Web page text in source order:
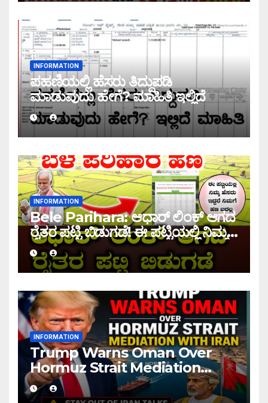
INFORMATION
ಪಹಣಿಯಲ್ಲಿ ಹೆಸರು ತಿದ್ದುಪಡಿ
ಮಾಡುವುದು ಹೇಗೆ? ಮಾಹಿತಿ ಇಲ್ಲಿದೆ
INFORMATION
Bele Parihara: ಆಧಾರ್ ಲಿಂಕ್ ಆಗದ
ರೈತರ ಪಟ್ಟಿ ಬಿಡುಗಡೆ! ಈ ಪಟ್ಟಿಯಲ್ಲಿ ನಿಮ್ಮ
ಹೆಸರು ಇದ್ದರೆ ನಿಮಗೆ ಹಣ ಜಮಾ ಆಗಲ್ಲ !
INFORMATION
Trump Warns Oman Over
Hormuz Strait Mediation
With Iran